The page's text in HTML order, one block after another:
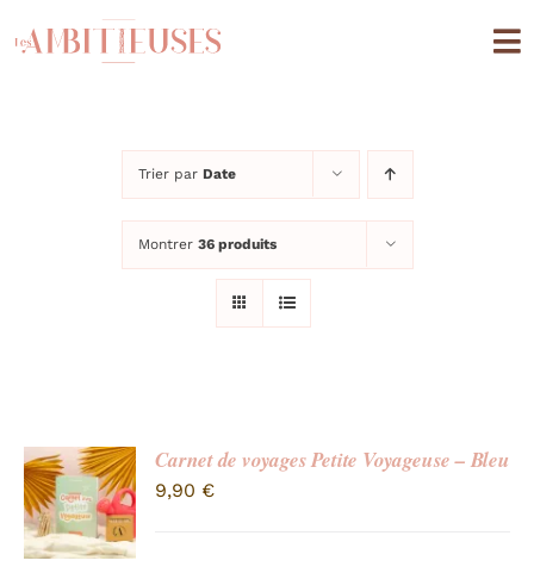
au
Univers quotidien
Univers cuisine
Mon compte
Panier
Trier par Date
Montrer 36 produits
Carnet de voyages Petite Voyageuse – Bleu
9,90 €